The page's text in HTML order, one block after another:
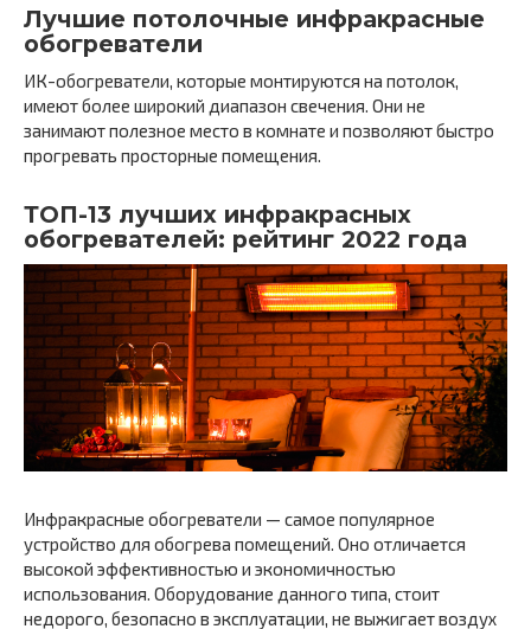
Лучшие потолочные инфракрасные
обогреватели
ИК-обогреватели, которые монтируются на потолок,
имеют более широкий диапазон свечения. Они не
занимают полезное место в комнате и позволяют быстро
прогревать просторные помещения.
ТОП-13 лучших инфракрасных
обогревателей: рейтинг 2022 года
Инфракрасные обогреватели — самое популярное
устройство для обогрева помещений. Оно отличается
высокой эффективностью и экономичностью
использования. Оборудование данного типа, стоит
недорого, безопасно в эксплуатации, не выжигает воздух